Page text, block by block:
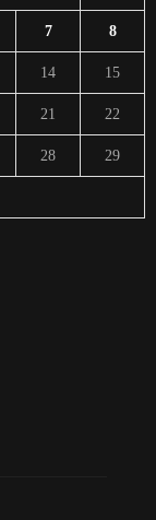
7 8
14 15
21 22
28 29